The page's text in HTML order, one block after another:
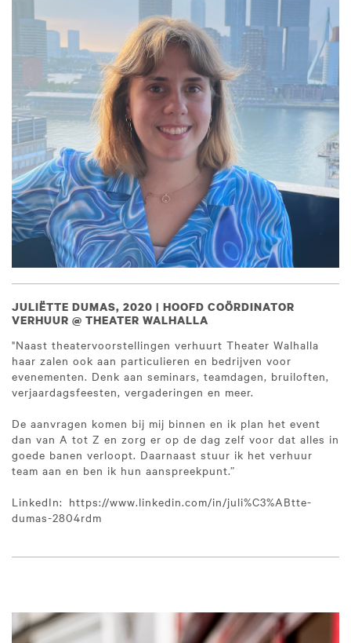
JULIËTTE DUMAS, 2020 | HOOFD COÖRDINATOR
VERHUUR @ THEATER WALHALLA
"Naast theatervoorstellingen verhuurt Theater Walhalla
haar zalen ook aan particulieren en bedrijven voor
evenementen. Denk aan seminars, teamdagen, bruiloften,
verjaardagsfeesten, vergaderingen en meer.
De aanvragen komen bij mij binnen en ik plan het event
dan van A tot Z en zorg er op de dag zelf voor dat alles in
goede banen verloopt. Daarnaast stuur ik het verhuur
team aan en ben ik hun aanspreekpunt.”
LinkedIn: https://www.linkedin.com/in/juli%C3%ABtte-
dumas-2804rdm